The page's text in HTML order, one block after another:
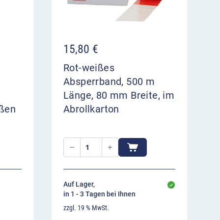
15,80 €
Rot-weißes
Absperrband, 500 m
Länge, 80 mm Breite, im
Abrollkarton
Auf Lager,
in 1 - 3 Tagen bei Ihnen
zzgl. 19 % MwSt.